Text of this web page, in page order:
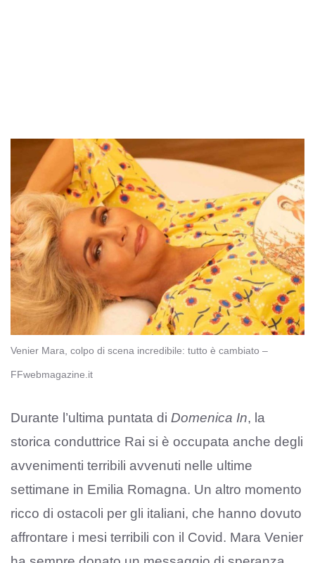
Venier Mara, colpo di scena incredibile: tutto è cambiato –
FFwebmagazine.it
Durante l’ultima puntata di Domenica In, la
storica conduttrice Rai si è occupata anche degli
avvenimenti terribili avvenuti nelle ultime
settimane in Emilia Romagna. Un altro momento
ricco di ostacoli per gli italiani, che hanno dovuto
affrontare i mesi terribili con il Covid. Mara Venier